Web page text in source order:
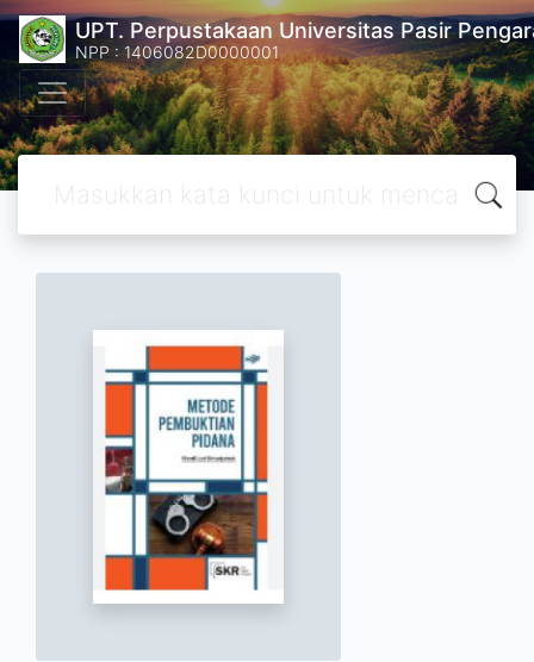
UPT. Perpustakaan Universitas Pasir
NPP : 1406082D0000001